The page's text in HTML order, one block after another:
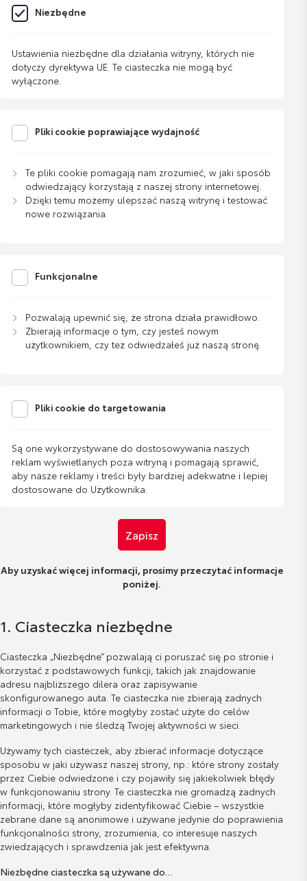
Niezbędne
Ustawienia niezbędne dla działania witryny, których nie
dotyczy dyrektywa UE. Te ciasteczka nie mogą być
wyłączone.
Pliki cookie poprawiające wydajność
Te pliki cookie pomagają nam zrozumieć, w jaki sposób
odwiedzający korzystają z naszej strony internetowej.
Dzięki temu możemy ulepszać naszą witrynę i testować
nowe rozwiązania.
Funkcjonalne
Pozwalają upewnić się, że strona działa prawidłowo.
Zbierają informacje o tym, czy jesteś nowym
użytkownikiem, czy też odwiedzałeś już naszą stronę.
Pliki cookie do targetowania
Są one wykorzystywane do dostosowywania naszych
reklam wyświetlanych poza witryną i pomagają sprawić,
aby nasze reklamy i treści były bardziej adekwatne i lepiej
dostosowane do Użytkownika.
Zapisz
Aby uzyskać więcej informacji, prosimy przeczytać informacje
poniżej.
1. Ciasteczka niezbędne
Ciasteczka „Niezbędne” pozwalają ci poruszać się po stronie i
korzystać z podstawowych funkcji, takich jak znajdowanie
adresu najbliższego dilera oraz zapisywanie
skonfigurowanego auta. Te ciasteczka nie zbierają żadnych
informacji o Tobie, które mogłyby zostać użyte do celów
marketingowych i nie śledzą Twojej aktywności w sieci.
Używamy tych ciasteczek, aby zbierać informacje dotyczące
sposobu w jaki używasz naszej strony, np.: które strony zostały
przez Ciebie odwiedzone i czy pojawiły się jakiekolwiek błędy
w funkcjonowaniu strony. Te ciasteczka nie gromadzą żadnych
informacji, które mogłyby zidentyfikować Ciebie – wszystkie
zebrane dane są anonimowe i używane jedynie do poprawienia
funkcjonalności strony, zrozumienia, co interesuje naszych
zwiedzających i sprawdzenia jak jest efektywna.
Niezbędne ciasteczka są używane do…